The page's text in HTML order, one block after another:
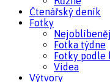
Čtenářský deník
Fotky
Fotka týdne
Fotky podle
Videa
Výtvory